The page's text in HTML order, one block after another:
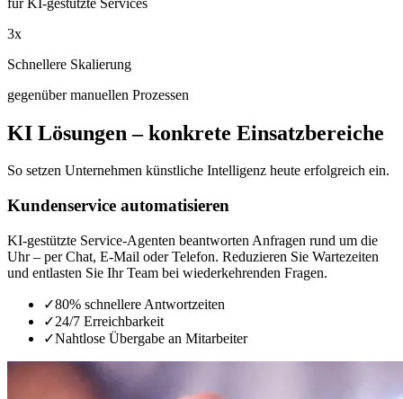
3x
Schnellere Skalierung
gegenüber manuellen Prozessen
KI Lösungen – konkrete Einsatzbereiche
So setzen Unternehmen künstliche Intelligenz heute erfolgreich ein.
Kundenservice automatisieren
KI-gestützte Service-Agenten beantworten Anfragen rund um die
Uhr – per Chat, E-Mail oder Telefon. Reduzieren Sie Wartezeiten
und entlasten Sie Ihr Team bei wiederkehrenden Fragen.
✓80% schnellere Antwortzeiten
✓24/7 Erreichbarkeit
✓Nahtlose Übergabe an Mitarbeiter